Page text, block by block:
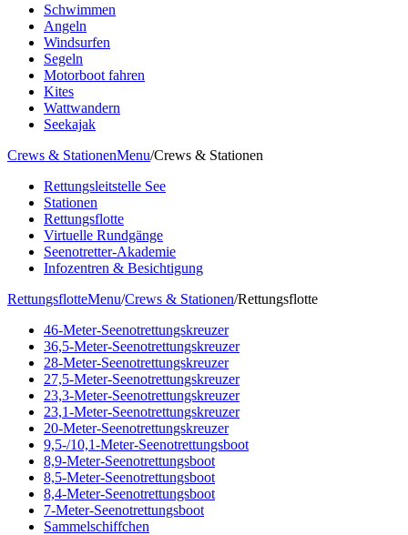
Schwimmen
Angeln
Windsurfen
Segeln
Motorboot fahren
Kites
Wattwandern
Seekajak
Crews & StationenMenu/Crews & Stationen
Rettungsleitstelle See
Stationen
Rettungsflotte
Virtuelle Rundgänge
Seenotretter-Akademie
Infozentren & Besichtigung
RettungsflotteMenu/Crews & Stationen/Rettungsflotte
46-Meter-Seenotrettungskreuzer
36,5-Meter-Seenotrettungskreuzer
28-Meter-Seenotrettungskreuzer
27,5-Meter-Seenotrettungskreuzer
23,3-Meter-Seenotrettungskreuzer
23,1-Meter-Seenotrettungskreuzer
20-Meter-Seenotrettungskreuzer
9,5-/10,1-Meter-Seenotrettungsboot
8,9-Meter-Seenotrettungsboot
8,5-Meter-Seenotrettungsboot
8,4-Meter-Seenotrettungsboot
7-Meter-Seenotrettungsboot
Sammelschiffchen